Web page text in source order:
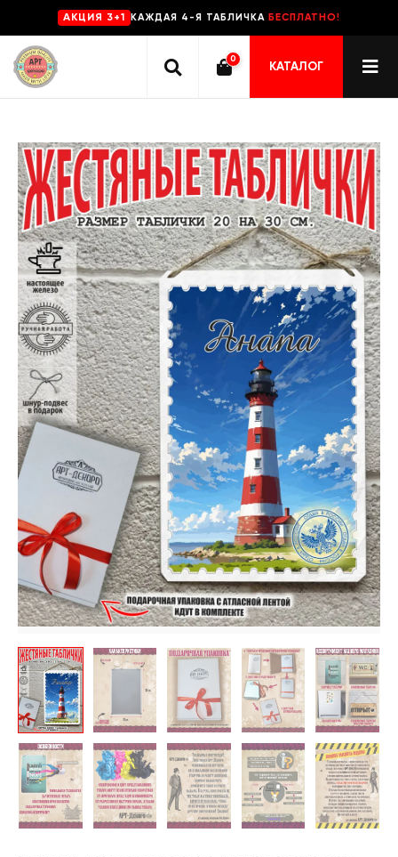
AKЦИЯ 3+1 КАЖДАЯ 4-Я ТАБЛИЧКА БЕСПЛАТНО!
0
КАТАЛОГ